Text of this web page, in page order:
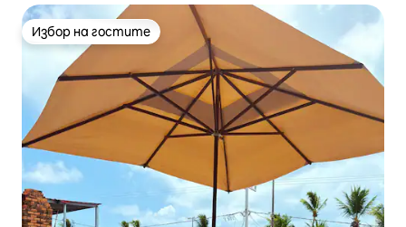
Избор на гостите
Избор на гостите